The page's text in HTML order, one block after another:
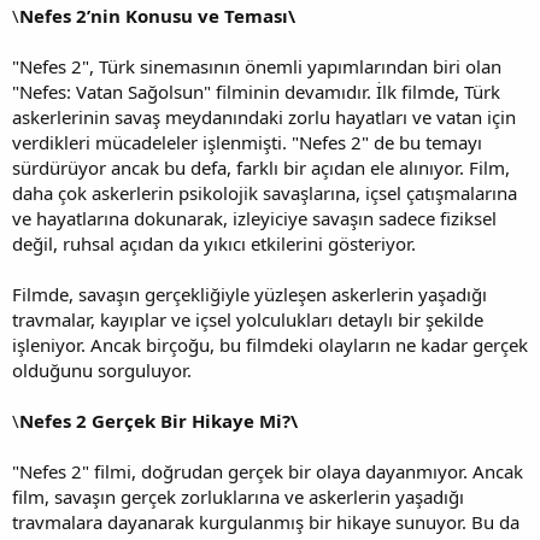
\Nefes 2’nin Konusu ve Teması\
"Nefes 2", Türk sinemasının önemli yapımlarından biri olan
"Nefes: Vatan Sağolsun" filminin devamıdır. İlk filmde, Türk
askerlerinin savaş meydanındaki zorlu hayatları ve vatan için
verdikleri mücadeleler işlenmişti. "Nefes 2" de bu temayı
sürdürüyor ancak bu defa, farklı bir açıdan ele alınıyor. Film,
daha çok askerlerin psikolojik savaşlarına, içsel çatışmalarına
ve hayatlarına dokunarak, izleyiciye savaşın sadece fiziksel
değil, ruhsal açıdan da yıkıcı etkilerini gösteriyor.
Filmde, savaşın gerçekliğiyle yüzleşen askerlerin yaşadığı
travmalar, kayıplar ve içsel yolculukları detaylı bir şekilde
işleniyor. Ancak birçoğu, bu filmdeki olayların ne kadar gerçek
olduğunu sorguluyor.
\Nefes 2 Gerçek Bir Hikaye Mi?\
"Nefes 2" filmi, doğrudan gerçek bir olaya dayanmıyor. Ancak
film, savaşın gerçek zorluklarına ve askerlerin yaşadığı
travmalara dayanarak kurgulanmış bir hikaye sunuyor. Bu da